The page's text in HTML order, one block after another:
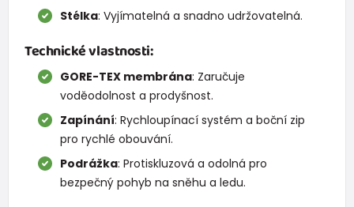
Stélka: Vyjímatelná a snadno udržovatelná.
Technické vlastnosti:
GORE-TEX membrána: Zaručuje
voděodolnost a prodyšnost.
Zapínání: Rychloupínací systém a boční zip
pro rychlé obouvání.
Podrážka: Protiskluzová a odolná pro
bezpečný pohyb na sněhu a ledu.